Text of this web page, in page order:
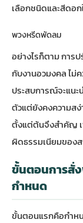
เลือกชนิดและสีดอ
พวงหรีดพัดลม
อย่างไรก็ตาม การ
กับงานอวมงคล ไม่
ประสบการณ์จะแน
ตัวแต่ยังคงความสง่
ตั้งแต่ต้นจึงสำคัญ เ
ผิดธรรมเนียมของ
ขั้นตอนการสั่
กำหนด
ขั้นตอนแรกคือกำห